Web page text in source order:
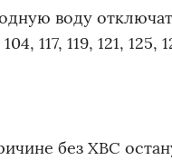
воду
117, 119, 121, 125,
без ХВС